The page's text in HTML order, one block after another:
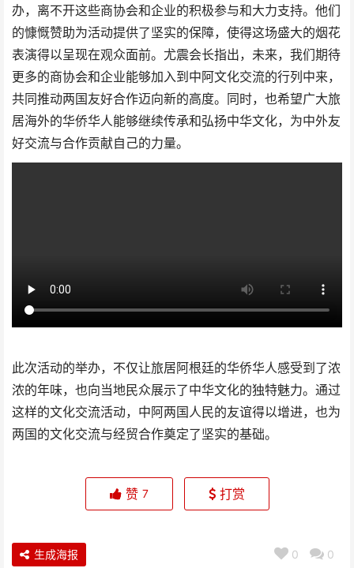
办，离不开这些商协会和企业的积极参与和大力支持。他们
的慷慨赞助为活动提供了坚实的保障，使得这场盛大的烟花
表演得以呈现在观众面前。尤震会长指出，未来，我们期待
更多的商协会和企业能够加入到中阿文化交流的行列中来，
共同推动两国友好合作迈向新的高度。同时，也希望广大旅
居海外的华侨华人能够继续传承和弘扬中华文化，为中外友
好交流与合作贡献自己的力量。
此次活动的举办，不仅让旅居阿根廷的华侨华人感受到了浓
浓的年味，也向当地民众展示了中华文化的独特魅力。通过
这样的文化交流活动，中阿两国人民的友谊得以增进，也为
两国的文化交流与经贸合作奠定了坚实的基础。
赞 7 打赏
0 0
生成海报